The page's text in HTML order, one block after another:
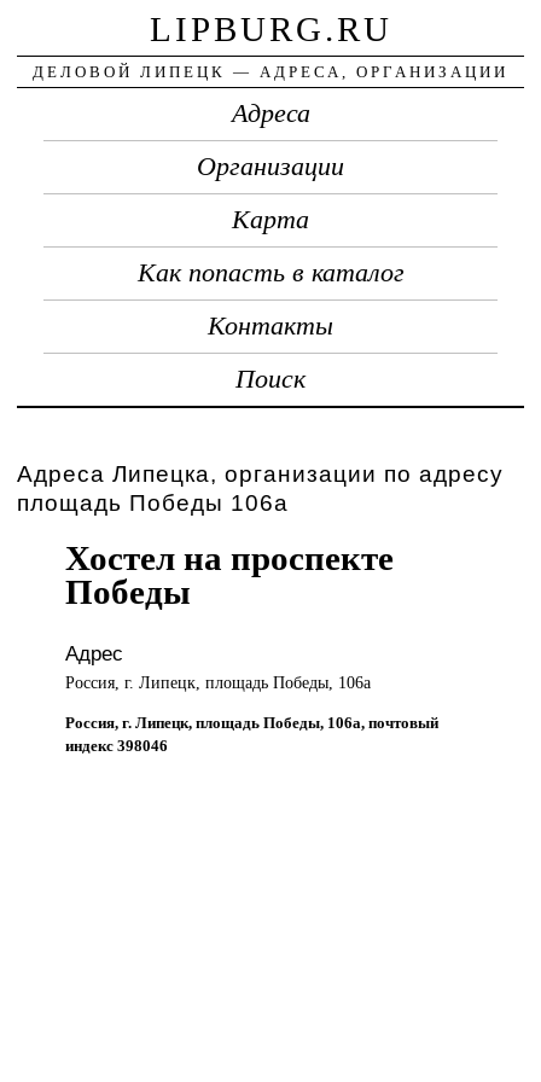
LIPBURG.RU
ДЕЛОВОЙ ЛИПЕЦК — АДРЕСА, ОРГАНИЗАЦИИ
Адреса
Организации
Карта
Как попасть в каталог
Контакты
Поиск
Адреса Липецка, организации по адресу
площадь Победы 106а
Хостел на проспекте
Победы
Адрес
Россия, г. Липецк, площадь Победы, 106а
Россия, г. Липецк, площадь Победы, 106а, почтовый
индекс 398046